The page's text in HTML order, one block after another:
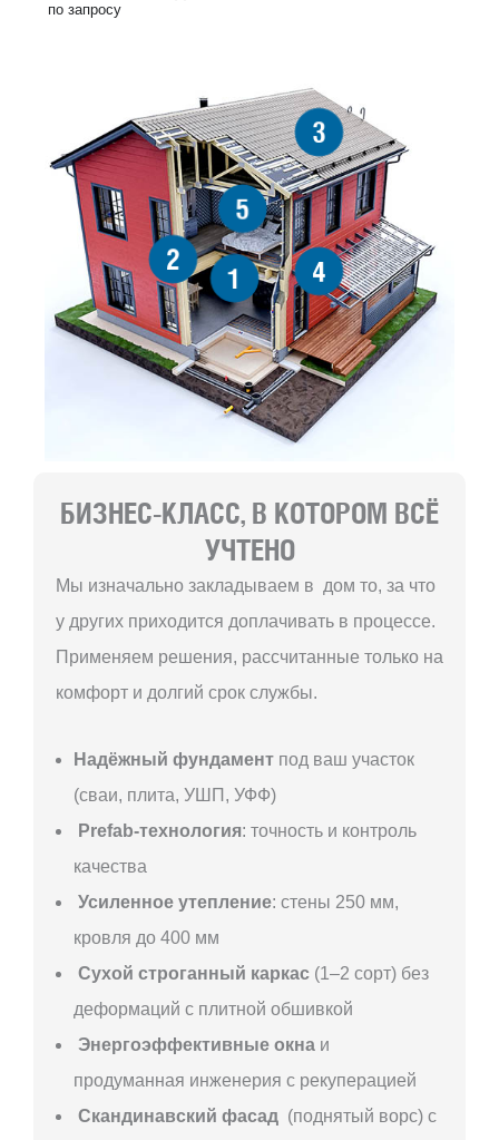
по запросу
1
2
3
4
5
БИЗНЕС-КЛАСС, В КОТОРОМ ВСЁ
УЧТЕНО
Мы изначально закладываем в дом то, за что
у других приходится доплачивать в процессе.
Применяем решения, рассчитанные только на
комфорт и долгий срок службы.
Надёжный фундамент под ваш участок
(сваи, плита, УШП, УФФ)
Prefab-технология: точность и контроль
качества
Усиленное утепление: стены 250 мм,
кровля до 400 мм
Сухой строганный каркас (1–2 сорт) без
деформаций с плитной обшивкой
Энергоэффективные окна и
продуманная инженерия с рекуперацией
Скандинавский фасад (поднятый ворс) с